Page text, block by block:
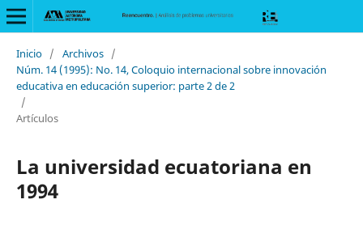
Inicio / Archivos /
Núm. 14 (1995): No. 14, Coloquio internacional sobre innovación
educativa en educación superior: parte 2 de 2
/
Artículos
La universidad ecuatoriana en
1994